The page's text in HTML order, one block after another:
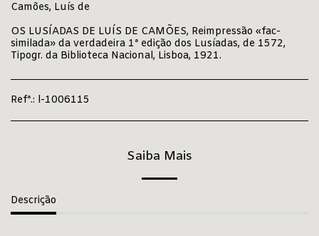
Camões, Luís de
OS LUSÍADAS DE LUÍS DE CAMÕES, Reimpressão «fac-
similada» da verdadeira 1ª edição dos Lusíadas, de 1572,
Tipogr. da Biblioteca Nacional, Lisboa, 1921.
Refª.: l-1006115
Saiba Mais
Descrição